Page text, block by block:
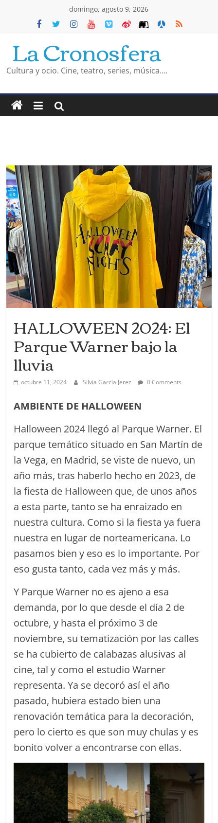
domingo, agosto 9, 2026
La Cronosfera
Cultura y ocio. Cine, teatro, series, música….
HALLOWEEN 2024: El
Parque Warner bajo la
lluvia
octubre 11, 2024 Silvia Garcia Jerez 0 Comments
AMBIENTE DE HALLOWEEN
Halloween 2024 llegó al Parque Warner. El
parque temático situado en San Martín de
la Vega, en Madrid, se viste de nuevo, un
año más, tras haberlo hecho en 2023, de
la fiesta de Halloween que, de unos años
a esta parte, tanto se ha enraizado en
nuestra cultura. Como si la fiesta ya fuera
nuestra en lugar de norteamericana. Lo
pasamos bien y eso es lo importante. Por
eso gusta tanto, cada vez más y más.
Y Parque Warner no es ajeno a esa
demanda, por lo que desde el día 2 de
octubre, y hasta el próximo 3 de
noviembre, su tematización por las calles
se ha cubierto de calabazas alusivas al
cine, tal y como el estudio Warner
representa. Ya se decoró así el año
pasado, hubiera estado bien una
renovación temática para la decoración,
pero lo cierto es que son muy chulas y es
bonito volver a encontrarse con ellas.